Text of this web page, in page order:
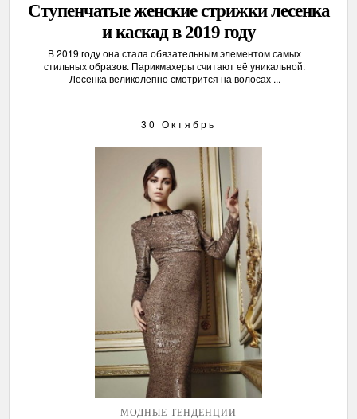
Ступенчатые женские стрижки лесенка
и каскад в 2019 году
В 2019 году она стала обязательным элементом самых
стильных образов. Парикмахеры считают её уникальной.
Лесенка великолепно смотрится на волосах ...
30 Октябрь
МОДНЫЕ ТЕНДЕНЦИИ